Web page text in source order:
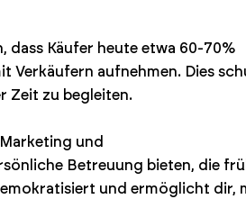
dass Käufer heute etwa 60-70%
Verkäufern aufnehmen. Dies
Zeit zu begleiten.
und
Betreuung bieten, die
und ermöglicht dir,